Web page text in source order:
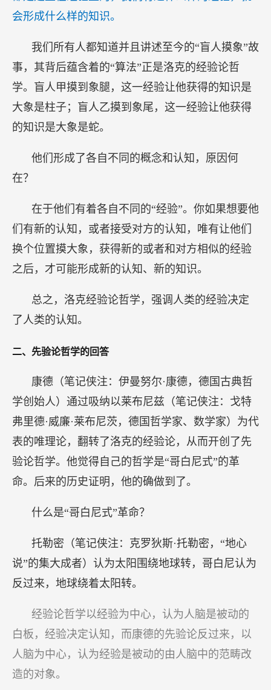
会形成什么样的知识。
我们所有人都知道并且讲述至今的“盲人摸象”故
事，其背后蕴含着的“算法”正是洛克的经验论哲
学。盲人甲摸到象腿，这一经验让他获得的知识是
大象是柱子；盲人乙摸到象尾，这一经验让他获得
的知识是大象是蛇。
他们形成了各自不同的概念和认知，原因何
在？
在于他们有着各自不同的“经验”。你如果想要他
们有新的认知，或者接受对方的认知，唯有让他们
换个位置摸大象，获得新的或者和对方相似的经验
之后，才可能形成新的认知、新的知识。
总之，洛克经验论哲学，强调人类的经验决定
了人类的认知。
二、先验论哲学的回答
康德（笔记侠注：伊曼努尔·康德，德国古典哲
学创始人）通过吸纳以莱布尼兹（笔记侠注：戈特
弗里德·威廉·莱布尼茨，德国哲学家、数学家）为代
表的唯理论，翻转了洛克的经验论，从而开创了先
验论哲学。他觉得自己的哲学是“哥白尼式”的革
命。后来的历史证明，他的确做到了。
什么是“哥白尼式”革命？
托勒密（笔记侠注：克罗狄斯·托勒密，“地心
说”的集大成者）认为太阳围绕地球转，哥白尼认为
反过来，地球绕着太阳转。
经验论哲学以经验为中心，认为人脑是被动的
白板，经验决定认知，而康德的先验论反过来，以
人脑为中心，认为经验是被动的由人脑中的范畴改
造的对象。